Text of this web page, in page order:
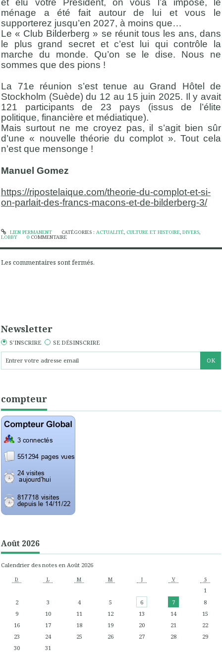
et élu votre Président, on vous l’a imposé, le
ménage a été fait autour de lui et vous le
supporterez jusqu’en 2027, à moins que…
Le « Club Bilderberg » se réunit tous les ans, dans
le plus grand secret et c’est lui qui contrôle la
marche du monde. Qu’on se le dise. Nous ne
sommes que des pions !
La 71e réunion s’est tenue au Grand Hôtel de
Stockholm (Suède) du 12 au 15 juin 2025. Il y avait
121 participants de 23 pays (issus de l’élite
politique, financière et médiatique).
Mais surtout ne me croyez pas, il s’agit bien sûr
d’une « nouvelle théorie du complot ». Tout cela
n’est que mensonge !
Manuel Gomez
https://ripostelaique.com/theorie-du-complot-et-si-
on-parlait-des-francs-macons-et-de-bilderberg-3/
LIEN PERMANENT CATÉGORIES : ACTUALITÉ, CULTURE ET HISTOIRE, DIVERS,
LOBBY 0 COMMENTAIRE
Les commentaires sont fermés.
Newsletter
S'INSCRIRE SE DÉSINSCRIRE
compteur
Août 2026
Calendrier des notes en Août 2026
D L M M J V S
1
2
3 4 5 6 7
8
9
10 11 12 13 14
15
16
17 18 19 20 21
22
23
24 25 26 27 28
29
30
31